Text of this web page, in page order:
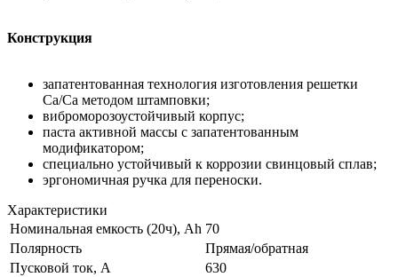
Конструкция
запатентованная технология изготовления решетки
Ca/Ca методом штамповки;
виброморозоустойчивый корпус;
паста активной массы с запатентованным
модификатором;
специально устойчивый к коррозии свинцовый сплав;
эргономичная ручка для переноски.
Характеристики
Номинальная емкость (20ч), Ah 70
Полярность
Прямая/обратная
Пусковой ток, А
630